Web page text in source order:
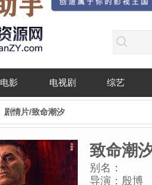
电影 电视剧 综艺
剧情片/致命潮汐
致命潮
别名：
导演： 殷博